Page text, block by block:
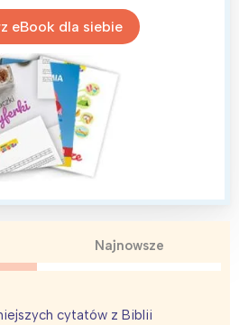
eBook dla siebie
Najnowsze
cytatów z Biblii